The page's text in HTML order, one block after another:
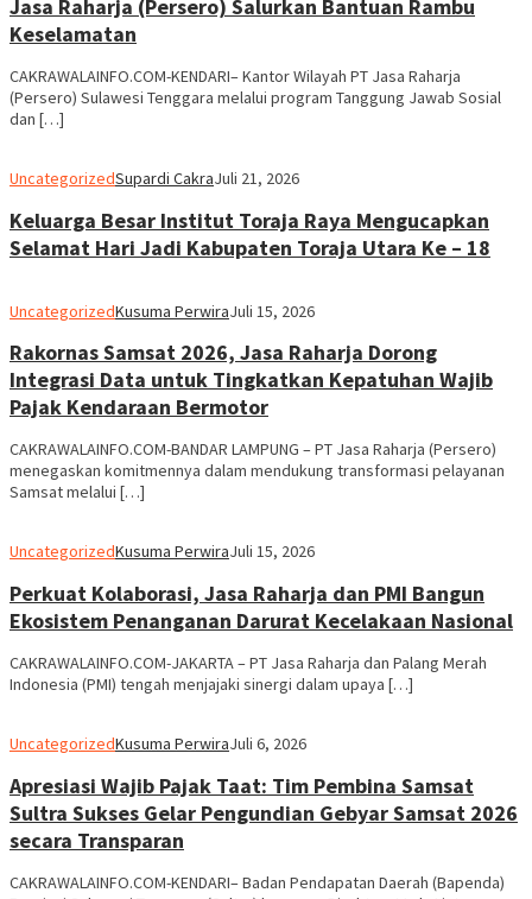
Jasa Raharja (Persero) Salurkan Bantuan Rambu
Keselamatan
CAKRAWALAINFO.COM-KENDARI– Kantor Wilayah PT Jasa Raharja
(Persero) Sulawesi Tenggara melalui program Tanggung Jawab Sosial
dan […]
UncategorizedSupardi CakraJuli 21, 2026
Keluarga Besar Institut Toraja Raya Mengucapkan
Selamat Hari Jadi Kabupaten Toraja Utara Ke – 18
UncategorizedKusuma PerwiraJuli 15, 2026
Rakornas Samsat 2026, Jasa Raharja Dorong
Integrasi Data untuk Tingkatkan Kepatuhan Wajib
Pajak Kendaraan Bermotor
CAKRAWALAINFO.COM-BANDAR LAMPUNG – PT Jasa Raharja (Persero)
menegaskan komitmennya dalam mendukung transformasi pelayanan
Samsat melalui […]
UncategorizedKusuma PerwiraJuli 15, 2026
Perkuat Kolaborasi, Jasa Raharja dan PMI Bangun
Ekosistem Penanganan Darurat Kecelakaan Nasional
CAKRAWALAINFO.COM-JAKARTA – PT Jasa Raharja dan Palang Merah
Indonesia (PMI) tengah menjajaki sinergi dalam upaya […]
UncategorizedKusuma PerwiraJuli 6, 2026
Apresiasi Wajib Pajak Taat: Tim Pembina Samsat
Sultra Sukses Gelar Pengundian Gebyar Samsat 2026
secara Transparan
CAKRAWALAINFO.COM-KENDARI– Badan Pendapatan Daerah (Bapenda)